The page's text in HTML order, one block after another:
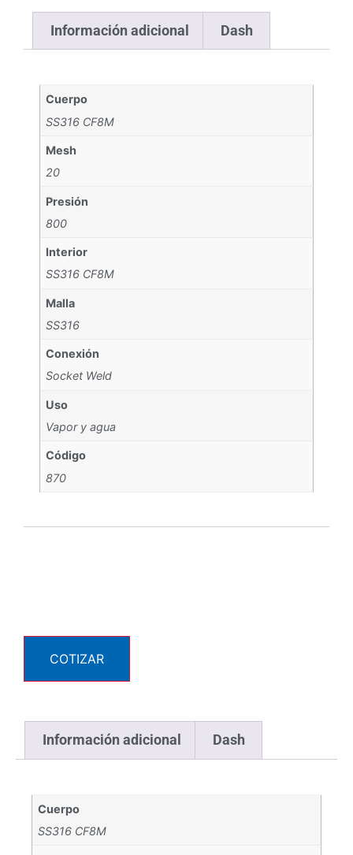
Información adicional Dash
Cuerpo
SS316 CF8M
Mesh
20
Presión
800
Interior
SS316 CF8M
Malla
SS316
Conexión
Socket Weld
Uso
Vapor y agua
Código
870
COTIZAR
Información adicional Dash
Cuerpo
SS316 CF8M